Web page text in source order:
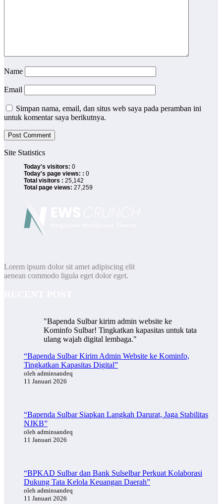
Name
Email
Simpan nama, email, dan situs web saya pada peramban ini
untuk komentar saya berikutnya.
Site Statistics
Today's visitors: 0
Today's page views: : 0
Total visitors : 25,142
Total page views: 27,259
Lorem ipsum dolor sit amet adipiscing elit
aenean commodo ligula eget dolor eget.
"Bapenda Sulbar kirim admin website ke
Kominfo Sulbar! Tingkatkan kapasitas untuk tata
ulang wajah digital lembaga."
“Bapenda Sulbar Kirim Admin Website ke Kominfo,
Tingkatkan Kapasitas Digital”
oleh adminsandeq
11 Januari 2026
“Bapenda Sulbar Siapkan Langkah Darurat, Jaga Stabilitas
NJKB”
oleh adminsandeq
11 Januari 2026
“BPKAD Sulbar dan Bank Sulselbar Perkuat Kolaborasi
Dukung Tata Kelola Keuangan Daerah”
oleh adminsandeq
11 Januari 2026